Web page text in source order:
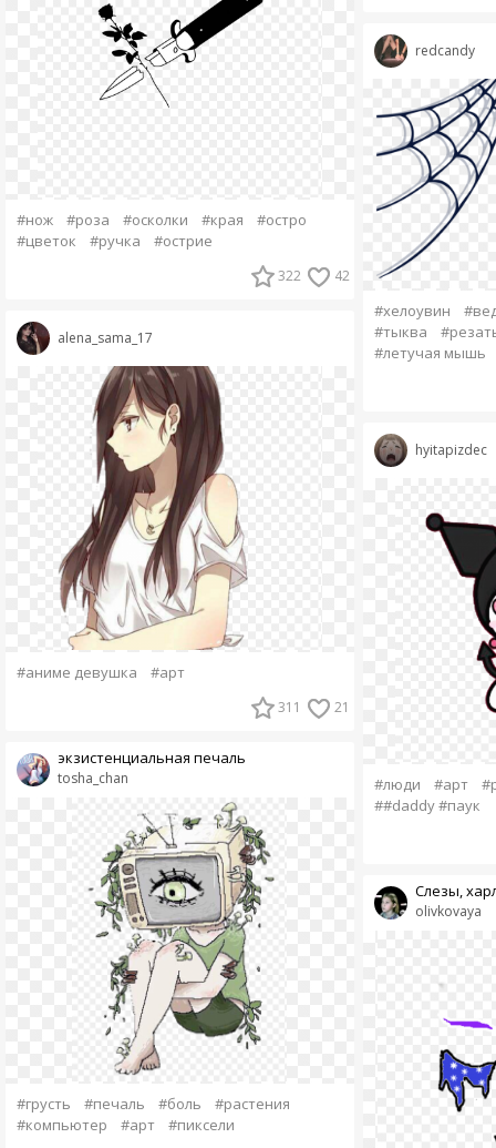
#нож #роза #осколки #края
#остро
#цветок
#ручка #острие
322 42
alena_sama_17
#аниме девушка #арт
311 21
tosha_chan
экзистенциальная печаль
#грусть #печаль #боль
#растения
#компьютер
#арт #пиксели
redcandy
#хелоувин
#тыква
#летучая мышь
hyitapizdec
#люди #арт
##daddy #паук
olivkovaya
Слезы,